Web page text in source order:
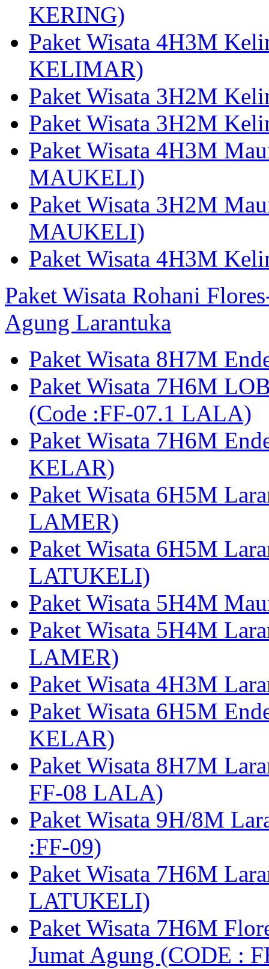
KERING)
Paket Wisata 4H3M
KELIMAR)
Paket Wisata 3H2M
Paket Wisata 3H2M
Paket Wisata 4H3M
MAUKELI)
Paket Wisata 3H2M
MAUKELI)
Paket Wisata 4H3M
Paket Wisata Rohani
Agung Larantuka
Paket Wisata 8H7M
Paket Wisata 7H6M
(Code :FF-07.1 LALA)
Paket Wisata 7H6M
KELAR)
Paket Wisata 6H5M
LAMER)
Paket Wisata 6H5M
LATUKELI)
Paket Wisata 5H4M
Paket Wisata 5H4M
LAMER)
Paket Wisata 4H3M
Paket Wisata 6H5M
KELAR)
Paket Wisata 8H7M
FF-08 LALA)
Paket Wisata 9H/8M
:FF-09)
Paket Wisata 7H6M
LATUKELI)
Paket Wisata 7H6M
Jumat Agung (CODE :